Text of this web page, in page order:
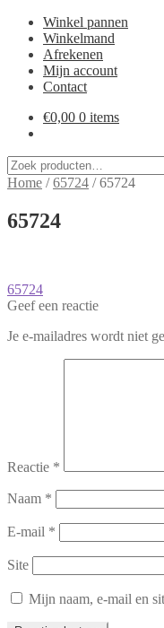
Winkel pannen
Winkelmand
Afrekenen
Mijn account
Contact
€0,00 0 items
Zoeken
naar:
Home /65724 /65724
65724
Bericht
navigatie
Vorig
bericht:
65724
Geef een reactie
Je e-mailadres wordt niet
Reactie *
Naam *
E-mail *
Site
Mijn naam, e-mail en